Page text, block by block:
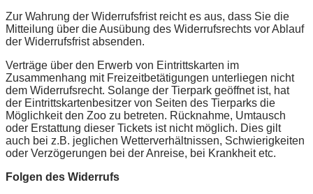
Zur Wahrung der Widerrufsfrist reicht es aus, dass Sie die
Mitteilung über die Ausübung des Widerrufsrechts vor Ablauf
der Widerrufsfrist absenden.
Verträge über den Erwerb von Eintrittskarten im
Zusammenhang mit Freizeitbetätigungen unterliegen nicht
dem Widerrufsrecht. Solange der Tierpark geöffnet ist, hat
der Eintrittskartenbesitzer von Seiten des Tierparks die
Möglichkeit den Zoo zu betreten. Rücknahme, Umtausch
oder Erstattung dieser Tickets ist nicht möglich. Dies gilt
auch bei z.B. jeglichen Wetterverhältnissen, Schwierigkeiten
oder Verzögerungen bei der Anreise, bei Krankheit etc.
Folgen des Widerrufs